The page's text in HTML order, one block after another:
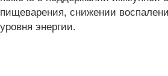
пищеварения, снижении
уровня энергии.